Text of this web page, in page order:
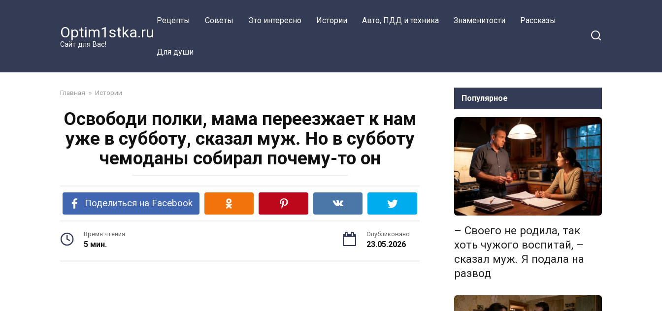
Optim1stka.ru
Сайт для Вас!
Рецепты Советы Это интересно Истории Авто, ПДД и техника Знаменитости Рассказы
Для души
Главная » Истории
Освободи полки, мама переезжает к нам
уже в субботу, сказал муж. Но в субботу
чемоданы собирал почему-то он
Поделиться на Facebook
Время чтения
5 мин.
Опубликовано
23.05.2026
Популярное
– Своего не родила, так
хоть чужого воспитай, –
сказал муж. Я подала на
развод